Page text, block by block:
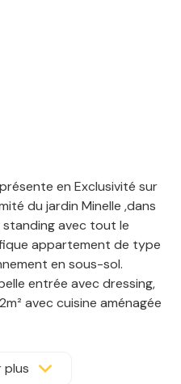
en Exclusivité sur
du jardin Minelle ,dans
standing avec tout le
appartement de type
en sous-sol.
entrée avec dressing,
avec cuisine aménagée
buanderie et WC
plus